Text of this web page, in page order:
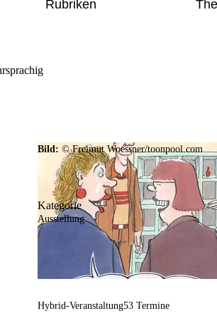
Rubriken
Bild:© Freimut Woessner/toonpool.com
Kategorie
Ausstellung
Hybrid-Veranstaltung53 Termine